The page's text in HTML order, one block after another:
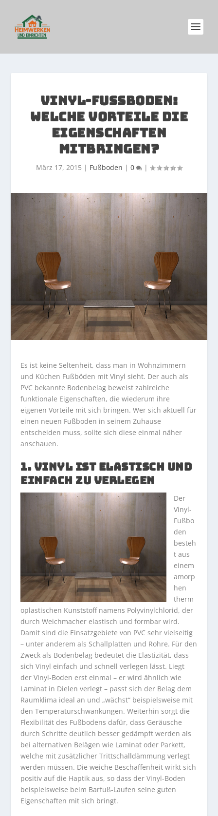
VINYL-FUSSBODEN: W
ELCHE VORTEILE DIE E
IGENSCHAFTEN M
ITBRINGEN?
März 17, 2015 | Fußboden | 0 |
Es ist keine Seltenheit, dass man in Wohnzimmern
und Küchen Fußböden mit Vinyl sieht. Der auch als
PVC bekannte Bodenbelag beweist zahlreiche
funktionale Eigenschaften, die wiederum ihre
eigenen Vorteile mit sich bringen. Wer sich aktuell für
einen neuen Fußboden in seinem Zuhause
entscheiden muss, sollte sich diese einmal näher
anschauen.
1. VINYL IST ELASTISCH UND
EINFACH ZU VERLEGEN
Der
Vinyl-
Fußbo
den
besteh
t aus
einem
amorp
hen
therm
oplastischen Kunststoff namens Polyvinylchlorid, der
durch Weichmacher elastisch und formbar wird.
Damit sind die Einsatzgebiete von PVC sehr vielseitig
– unter anderem als Schallplatten und Rohre. Für den
Zweck als Bodenbelag bedeutet die Elastizität, dass
sich Vinyl einfach und schnell verlegen lässt. Liegt
der Vinyl-Boden erst einmal – er wird ähnlich wie
Laminat in Dielen verlegt – passt sich der Belag dem
Raumklima ideal an und „wächst“ beispielsweise mit
den Temperaturschwankungen. Weiterhin sorgt die
Flexibilität des Fußbodens dafür, dass Geräusche
durch Schritte deutlich besser gedämpft werden als
bei alternativen Belägen wie Laminat oder Parkett,
welche mit zusätzlicher Trittschalldämmung verlegt
werden müssen. Die weiche Beschaffenheit wirkt sich
positiv auf die Haptik aus, so dass der Vinyl-Boden
beispielsweise beim Barfuß-Laufen seine guten
Eigenschaften mit sich bringt.